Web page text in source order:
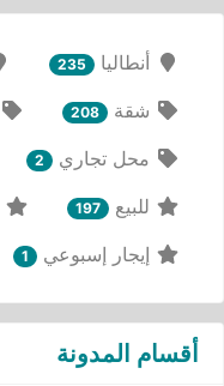
أنطاليا 235
شقة 208
محل تجاري 2
للبيع 197
إيجار إسبوعي
1
أقسام المدونة